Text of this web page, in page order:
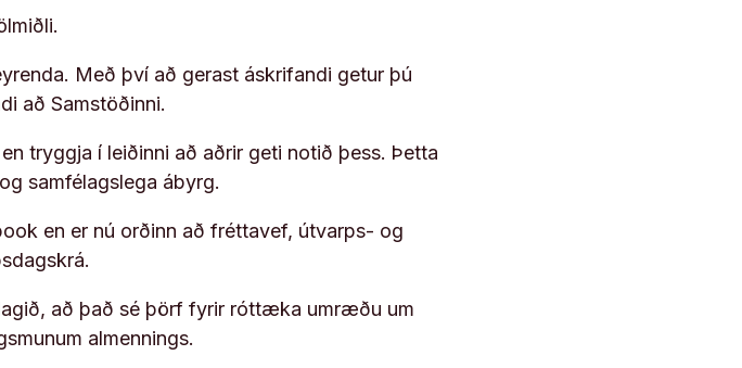
Með því að gerast áskrifandi getur þú
að Samstöðinni.
tryggja í leiðinni að aðrir geti notið þess. Þetta
samfélagslega ábyrg.
en er nú orðinn að fréttavef, útvarps- og
að það sé þörf fyrir róttæka umræðu um
almennings.